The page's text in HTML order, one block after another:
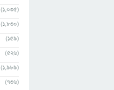
(1,035)
(1,830)
(159)
(526)
(1,989)
(736)